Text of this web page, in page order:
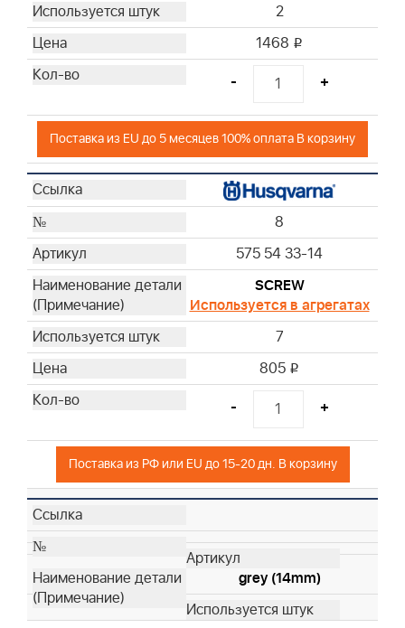
2
1468 i
- +
Поставка из EU до 5 месяцев 100% оплата В корзину
8
575 54 33-14
SCREW
Используется в агрегатах
7
805 i
- +
Поставка из РФ или EU до 15-20 дн. В корзину
grey (14mm)